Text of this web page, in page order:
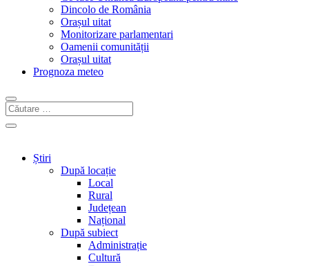
Dincolo de România
Orașul uitat
Monitorizare parlamentari
Oamenii comunității
Orașul uitat
Prognoza meteo
Știri
După locație
Local
Rural
Județean
Național
După subiect
Administrație
Cultură